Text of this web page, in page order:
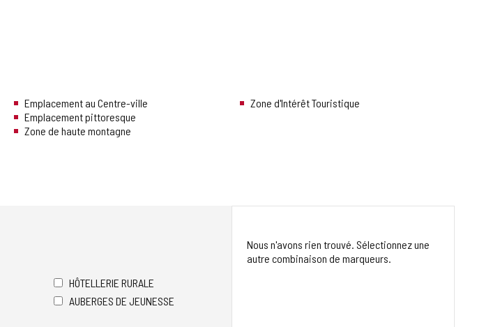
Emplacement au Centre-ville
Emplacement pittoresque
Zone de haute montagne
Zone d'Intérêt Touristique
HÔTELLERIE RURALE
AUBERGES DE JEUNESSE
Nous n'avons rien trouvé. Sélectionnez une
autre combinaison de marqueurs.